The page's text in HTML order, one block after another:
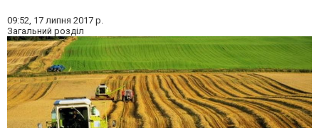
09:52, 17 липня 2017 р.
Загальний розділ